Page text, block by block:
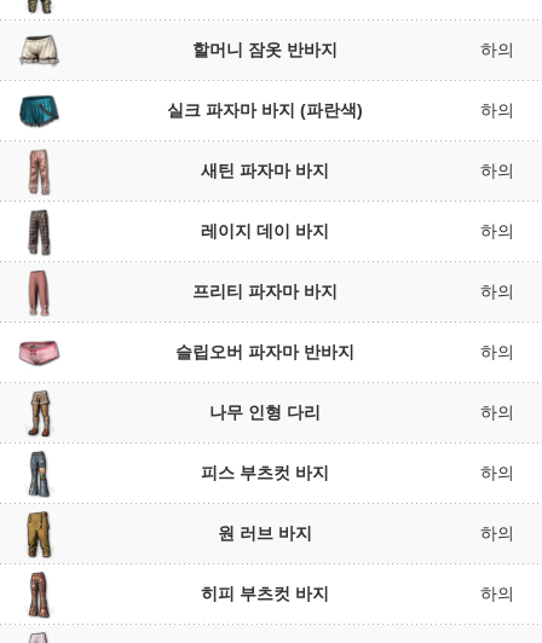
할머니 잠옷 반바지 하의
실크 파자마 바지 (파란색) 하의
새틴 파자마 바지 하의
레이지 데이 바지 하의
프리티 파자마 바지 하의
슬립오버 파자마 반바지 하의
나무 인형 다리 하의
피스 부츠컷 바지 하의
원 러브 바지 하의
히피 부츠컷 바지 하의